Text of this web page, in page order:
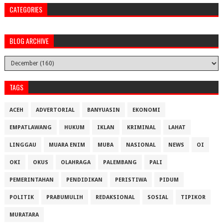
CATEGORIES
BLOG ARCHIVE
TAGS
ACEH ADVERTORIAL BANYUASIN EKONOMI
EMPATLAWANG HUKUM IKLAN KRIMINAL LAHAT
LINGGAU MUARA ENIM MUBA NASIONAL NEWS OI
OKI OKUS OLAHRAGA PALEMBANG PALI
PEMERINTAHAN PENDIDIKAN PERISTIWA PIDUM
POLITIK PRABUMULIH REDAKSIONAL SOSIAL TIPIKOR
MURATARA